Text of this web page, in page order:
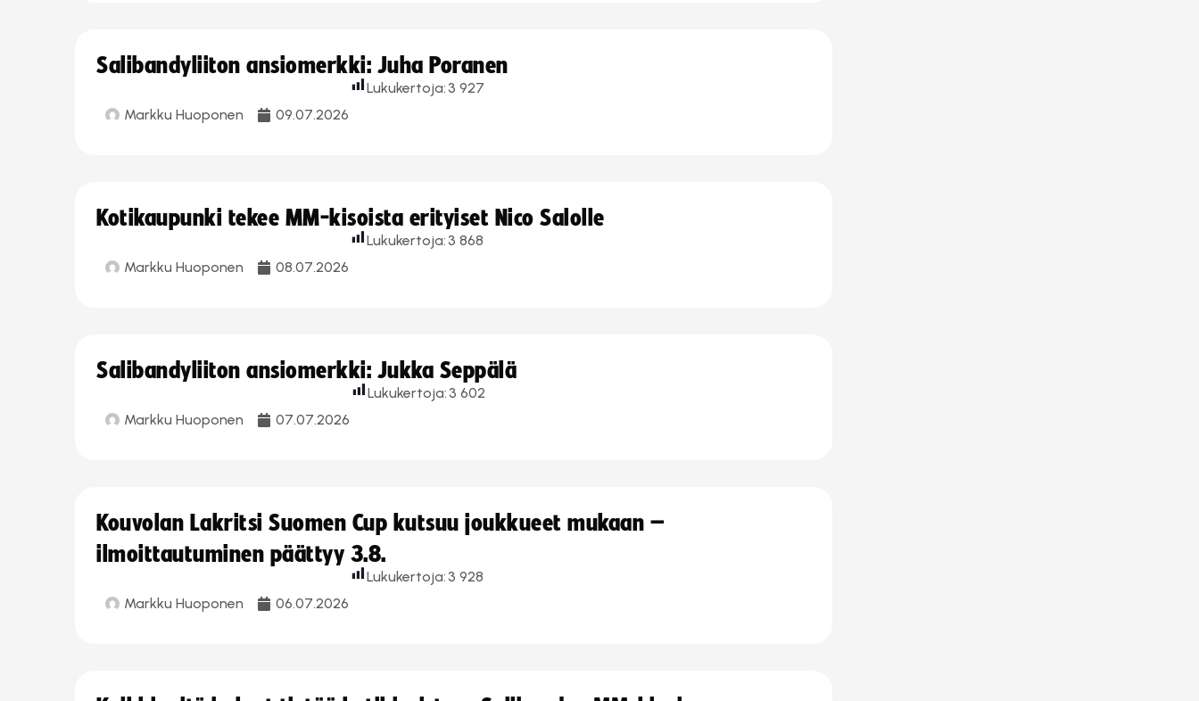
Salibandyliiton ansiomerkki: Juha Poranen
Markku Huoponen 09.07.2026
Lukukertoja: 3 927
Kotikaupunki tekee MM-kisoista erityiset Nico Salolle
Markku Huoponen 08.07.2026
Lukukertoja: 3 868
Salibandyliiton ansiomerkki: Jukka Seppälä
Markku Huoponen 07.07.2026
Lukukertoja: 3 602
Kouvolan Lakritsi Suomen Cup kutsuu joukkueet mukaan –
ilmoittautuminen päättyy 3.8.
Markku Huoponen 06.07.2026
Lukukertoja: 3 928